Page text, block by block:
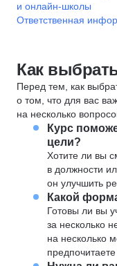
и онлайн-школы
Ответственная
Как
Перед тем, как
о том, что для вас
на несколько
Курс
цели?
Хотите ли вы
в должности
он улучшить
Какой
Готовы ли вы
за несколько
на несколько